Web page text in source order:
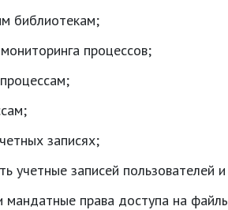
библиотекам;
процессов;
записях;
учетные записей пользователей и
мандатные права доступа на